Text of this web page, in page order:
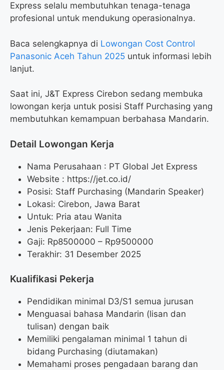
Express selalu membutuhkan tenaga-tenaga
profesional untuk mendukung operasionalnya.
Baca selengkapnya di Lowongan Cost Control
Panasonic Aceh Tahun 2025 untuk informasi lebih
lanjut.
Saat ini, J&T Express Cirebon sedang membuka
lowongan kerja untuk posisi Staff Purchasing yang
membutuhkan kemampuan berbahasa Mandarin.
Detail Lowongan Kerja
Nama Perusahaan : PT Global Jet Express
Website : https://jet.co.id/
Posisi: Staff Purchasing (Mandarin Speaker)
Lokasi: Cirebon, Jawa Barat
Untuk: Pria atau Wanita
Jenis Pekerjaan: Full Time
Gaji: Rp8500000 – Rp9500000
Terakhir: 31 Desember 2025
Kualifikasi Pekerja
Pendidikan minimal D3/S1 semua jurusan
Menguasai bahasa Mandarin (lisan dan
tulisan) dengan baik
Memiliki pengalaman minimal 1 tahun di
bidang Purchasing (diutamakan)
Memahami proses pengadaan barang dan